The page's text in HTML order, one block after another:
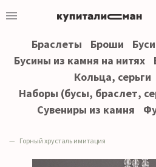
Браслеты Броши
Бусины из камня на нитях
Кольца, серьги
Наборы (бусы, браслет,
Сувениры из камня
Горный хрусталь имитация